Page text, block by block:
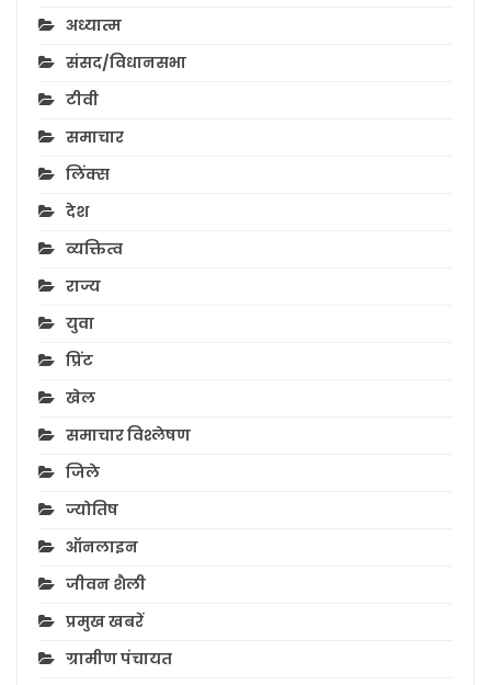
अध्यात्म
संसद/विधानसभा
टीवी
समाचार
लिंक्स
देश
व्यक्तित्व
राज्य
युवा
प्रिंट
खेल
समाचार विश्लेषण
जिले
ज्योतिष
ऑनलाइन
जीवन शैली
प्रमुख खबरें
ग्रामीण पंचायत